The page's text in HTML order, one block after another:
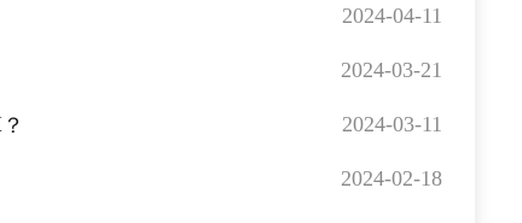
2024-04-11
2024-03-21
2024-03-11
2024-02-18